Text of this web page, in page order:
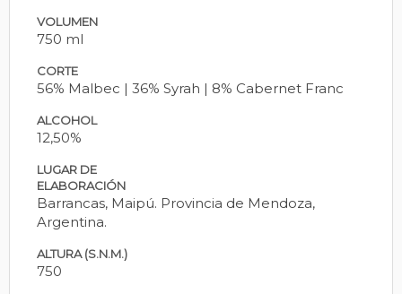
VOLUMEN
750 ml
CORTE
56% Malbec | 36% Syrah | 8% Cabernet Franc
ALCOHOL
12,50%
LUGAR DE
ELABORACIÓN
Barrancas, Maipú. Provincia de Mendoza,
Argentina.
ALTURA (S.N.M.)
750